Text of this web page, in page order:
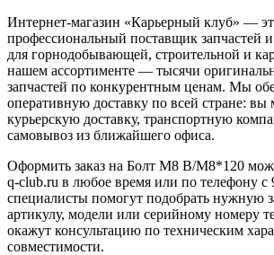
Интернет-магазин «Карьерный клуб» —
профессиональный поставщик запчастей
для горнодобывающей, строительной и
нашем ассортименте — тысячи
запчастей по конкурентным ценам. Мы
оперативную доставку по всей стране: вы
курьерскую доставку, транспортную
самовывоз из ближайшего офиса.
Оформить заказ на Болт M8 B/M8*120
q-club.ru в любое время или по телефону
специалисты помогут подобрать нужную
артикулу, модели или серийному номеру
окажут консультацию по техническим
совместимости.